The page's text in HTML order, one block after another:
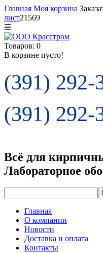
Главная Моя корзина
лист21569
☰
Товаров: 0
В корзине пусто!
(391) 292-
(391) 292-
Всё для
Лабораторное
Главная
О компании
Новости
Доставка и оплата
Контакты